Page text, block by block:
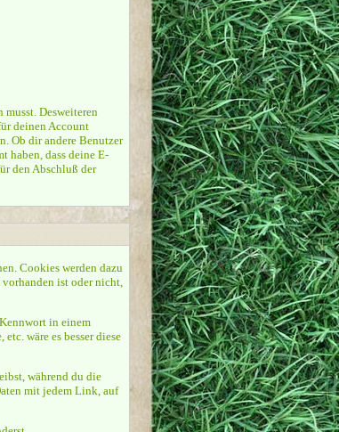
Desweiteren
deinen Account
Ob dir andere Benutzer
haben, dass deine E-
den Abschluß der
Cookies werden dazu
ist oder nicht,
in einem
wäre es besser diese
während du die
mit jedem Link, auf